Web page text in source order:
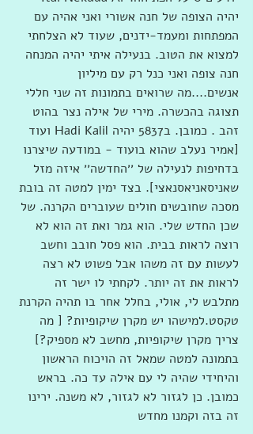
יהיה הצופה של חנה אשורי ואני אהיה עם
המפתחות ומעמד-ידנים, שעוד לא הצלחתי
למצוא את הטוב. בנעילה איתי יהיה המנחה
חנה צופה ואני כנל רק עם מיליון
אנשים....מה שרואים בתמונות זה שני חללי
תצוגה בהכשרה. מירי של אילה נצר בהוט
זהב . כמובן. ב5837 יהיה Hadi Kalil ועוד
[אמיר נעלב שהוא בועוד - במודעה שיצרנו
בדחיפות לנעילה של ׳׳החדשה׳׳ איזה מזל
שאניסאניאסנאצי]. בצד ימין למטה זה בובת
מסכה שחובשים חולים שעוברים הקרנה. של
שכן החדש שלי. הוא גמר ואת זה הוא לא
רוצה לראות בבית. הוא פסל חובב וחשב
לעשות עם זה משהו אבל פשוט לא רצה
לראות את זה יותר. לקחתי לו ישר זה
מתלבש לי, אולי, בחלל אחר בו תהיה הקרנת
טקסט.למישהו יש מקרן שיקופיות? [ מה
צריך מקרן שיקופיות, מחשב לא מספיק?]
בתמונה למטה שמאל זה הויכוח הראשון
והיחידי שהיה לי עם אילה עד כה. בראש
כמובן. כן לגזור לא לגזור, לא משנה. ירינו
זה בזה וקמנו מחדש